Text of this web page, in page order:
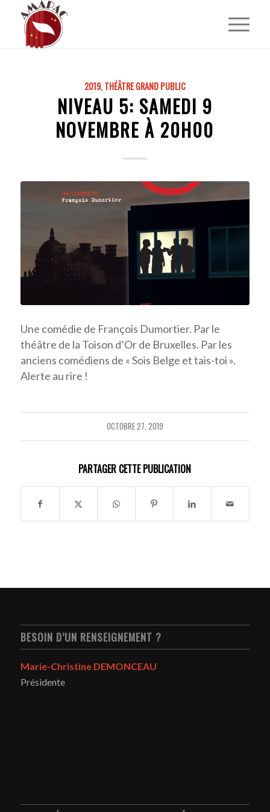
2019,THÉÂTRE GRAND PUBLIC
NIVEAU 5: SAMEDI 9
NOVEMBRE À 20H00
Une comédie de François Dumortier. Par le
théâtre de la Toison d’Or de Bruxelles. Par les
anciens comédiens de « Sois Belge et tais-toi ».
Alerte au rire !
OCTOBRE 27, 2019
PARTAGER CETTE PUBLICATION
BESOIN D’UN RENSEIGNEMENT ?
Marie-Christine DEMONCEAU
Présidente